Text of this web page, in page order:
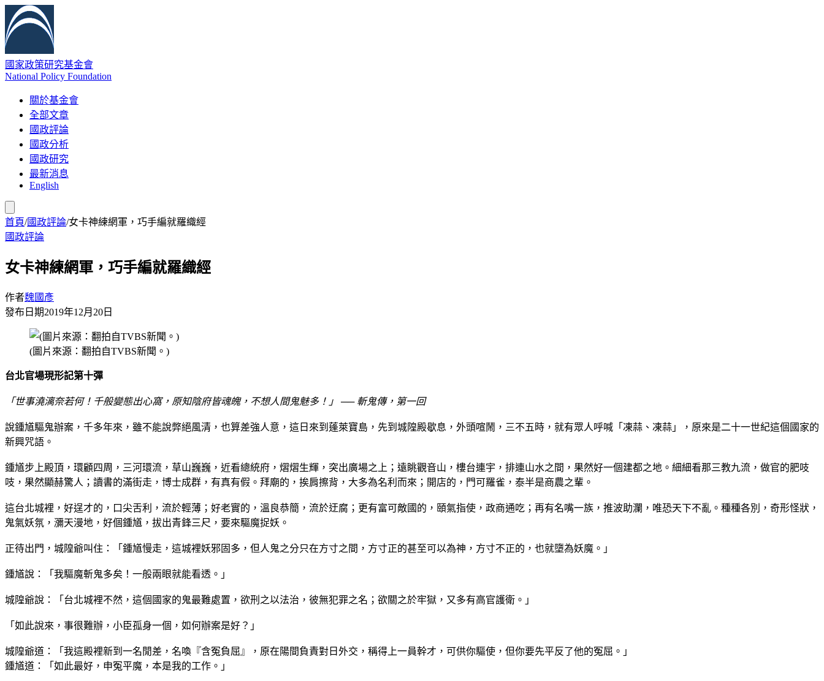
國家政策研究基金會
National Policy Foundation
關於基金會
全部文章
國政評論
國政分析
國政研究
最新消息
English
首頁/國政評論/女卡神練網軍，巧手編就羅織經
國政評論
女卡神練網軍，巧手編就羅織經
作者魏國彥
發布日期2019年12月20日
(圖片來源：翻拍自TVBS新聞。)
台北官場現形記第十彈
「世事澆漓奈若何！千般變態出心窩，原知陰府皆魂魄，不想人間鬼魅多！」 ── 斬鬼傳，第一回
說鍾馗驅鬼辦案，千多年來，雖不能說弊絕風清，也算差強人意，這日來到蓬萊寶島，先到城隍殿歇息，外頭喧鬧，三不五時，就有眾人呼喊「凍蒜、凍蒜」，原來是二十一世紀這個國家的
新興咒語。
鍾馗步上殿頂，環顧四周，三河環流，草山巍巍，近看總統府，熠熠生輝，突出廣場之上；遠眺觀音山，樓台連宇，排連山水之間，果然好一個建都之地。細細看那三教九流，做官的肥吱
吱，果然顯赫驚人；讀書的滿街走，博士成群，有真有假。拜廟的，挨肩擦背，大多為名利而來；開店的，門可羅雀，泰半是商農之輩。
這台北城裡，好逞才的，口尖舌利，流於輕薄；好老實的，溫良恭簡，流於迂腐；更有富可敵國的，頤氣指使，政商通吃；再有名嘴一族，推波助瀾，唯恐天下不亂。種種各別，奇形怪狀，
鬼氣妖氛，瀰天漫地，好個鍾馗，拔出青鋒三尺，要來驅魔捉妖。
正待出門，城隍爺叫住：「鍾馗慢走，這城裡妖邪固多，但人鬼之分只在方寸之間，方寸正的甚至可以為神，方寸不正的，也就墮為妖魔。」
鍾馗說：「我驅魔斬鬼多矣！一般兩眼就能看透。」
城隍爺說：「台北城裡不然，這個國家的鬼最難處置，欲刑之以法治，彼無犯罪之名；欲關之於牢獄，又多有高官護衛。」
「如此說來，事很難辦，小臣孤身一個，如何辦案是好？」
城隍爺道：「我這殿裡新到一名閒差，名喚『含冤負屈』，原在陽間負責對日外交，稱得上一員幹才，可供你驅使，但你要先平反了他的冤屈。」
鍾馗道：「如此最好，申冤平魔，本是我的工作。」